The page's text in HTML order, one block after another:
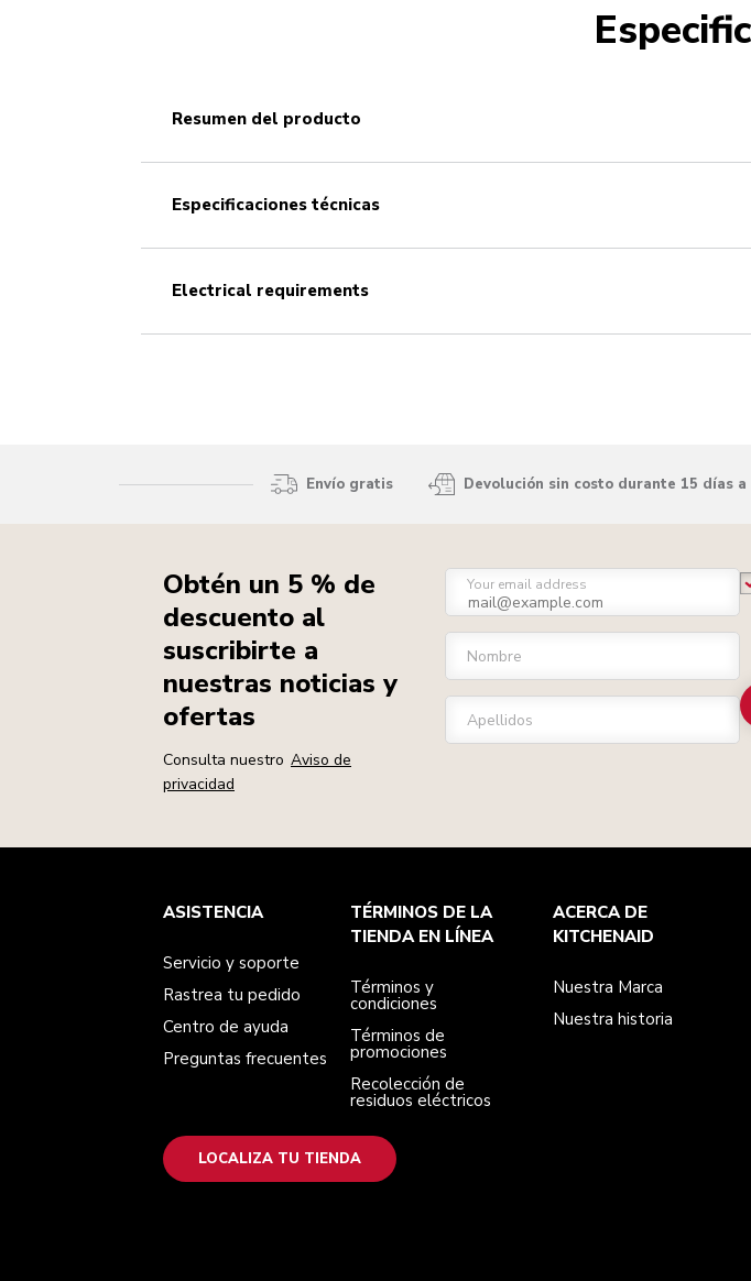
resumen del producto
especificaciones técnicas
electrical requirements
Envío gratis Devolución sin costo durante 15 días
Obtén un 5 % de
descuento al
suscribirte a
nuestras noticias y
ofertas
Consulta nuestro Aviso de
privacidad
Your email address
Nombre
Apellidos
Servicio y soporte
Rastrea tu pedido
Términos y condiciones
Términos de promociones
Recolección de residuos eléctricos
Nuestra Marca
Nuestra historia
Localiza tu tienda
ASISTENCIA
Servicio y soporte
Rastrea tu pedido
Centro de ayuda
Preguntas frecuentes
TÉRMINOS DE LA
TIENDA EN LÍNEA
Términos y
condiciones
Términos de
promociones
Recolección de
residuos eléctricos
ACERCA DE
KITCHENAID
Nuestra Marca
Nuestra historia
LOCALIZA TU TIENDA